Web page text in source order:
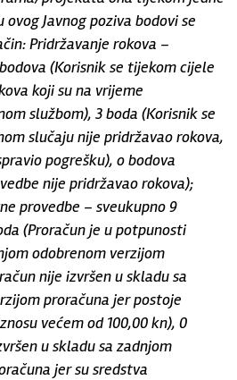
Javnog poziva bodovi se
Pridržavanje rokova –
(Korisnik se tijekom cijele
koji su na vrijeme
službom), 3 boda (Korisnik se
slučaju nije pridržavao rokova,
pogrešku), o bodova
nije pridržavao rokova);
provedbe – sveukupno 9
(Proračun je u potpunosti
odobrenom verzijom
nije izvršen u skladu sa
proračuna jer postoje
većem od 100,00 kn), 0
u skladu sa zadnjom
jer su sredstva